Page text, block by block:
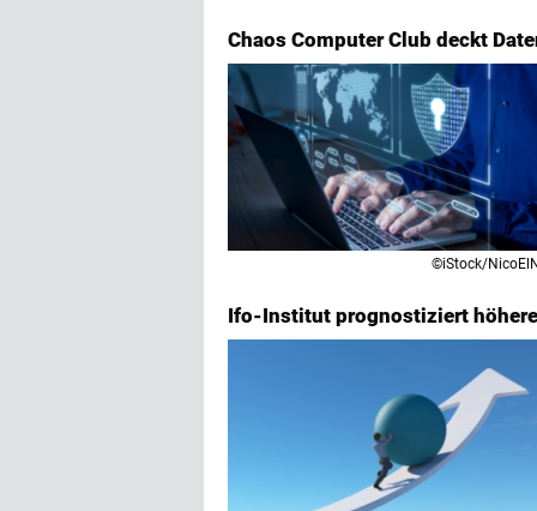
Chaos Computer Club deckt
©iStock/
Ifo-Institut prognostiziert